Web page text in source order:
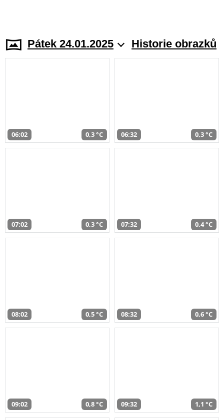
Pátek 24.01.2025 Historie obrazků
06:02 0,3 °C 06:32 0,3 °C
07:02 0,3 °C 07:32 0,4 °C
08:02 0,5 °C 08:32 0,6 °C
09:02 0,8 °C 09:32 1,1 °C